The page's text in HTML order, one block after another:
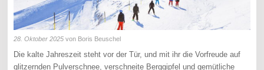
28. Oktober 2025 von Boris Beuschel
Die kalte Jahreszeit steht vor der Tür, und mit ihr die Vorfreude auf
glitzernden Pulverschnee, verschneite Berggipfel und gemütliche